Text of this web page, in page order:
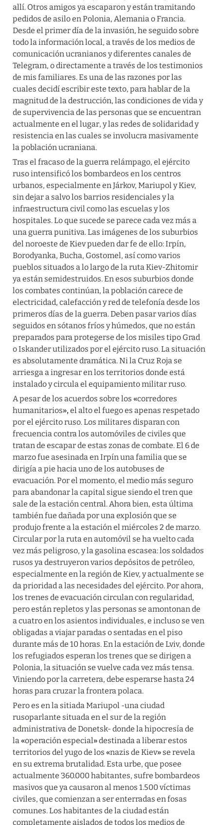
allí. Otros amigos ya escaparon y están tramitando
pedidos de asilo en Polonia, Alemania o Francia.
Desde el primer día de la invasión, he seguido sobre
todo la información local, a través de los medios de
comunicación ucranianos y diferentes canales de
Telegram, o directamente a través de los testimonios
de mis familiares. Es una de las razones por las
cuales decidí escribir este texto, para hablar de la
magnitud de la destrucción, las condiciones de vida y
de supervivencia de las personas que se encuentran
actualmente en el lugar, y las redes de solidaridad y
resistencia en las cuales se involucra masivamente
la población ucraniana.
Tras el fracaso de la guerra relámpago, el ejército
ruso intensificó los bombardeos en los centros
urbanos, especialmente en Járkov, Mariupol y Kiev,
sin dejar a salvo los barrios residenciales y la
infraestructura civil como las escuelas y los
hospitales. Lo que sucede se parece cada vez más a
una guerra punitiva. Las imágenes de los suburbios
del noroeste de Kiev pueden dar fe de ello: Irpín,
Borodyanka, Bucha, Gostomel, así como varios
pueblos situados a lo largo de la ruta Kiev-Zhitomir
ya están semidestruidos. En esos suburbios donde
los combates continúan, la población carece de
electricidad, calefacción y red de telefonía desde los
primeros días de la guerra. Deben pasar varios días
seguidos en sótanos fríos y húmedos, que no están
preparados para protegerse de los misiles tipo Grad
o Iskander utilizados por el ejército ruso. La situación
es absolutamente dramática. Ni la Cruz Roja se
arriesga a ingresar en los territorios donde está
instalado y circula el equipamiento militar ruso.
A pesar de los acuerdos sobre los «corredores
humanitarios», el alto el fuego es apenas respetado
por el ejército ruso. Los militares disparan con
frecuencia contra los automóviles de civiles que
tratan de escapar de estas zonas de combate. El 6 de
marzo fue asesinada en Irpín una familia que se
dirigía a pie hacia uno de los autobuses de
evacuación. Por el momento, el medio más seguro
para abandonar la capital sigue siendo el tren que
sale de la estación central. Ahora bien, esta última
también fue dañada por una explosión que se
produjo frente a la estación el miércoles 2 de marzo.
Circular por la ruta en automóvil se ha vuelto cada
vez más peligroso, y la gasolina escasea: los soldados
rusos ya destruyeron varios depósitos de petróleo,
especialmente en la región de Kiev, y actualmente se
da prioridad a las necesidades del ejército. Por ahora,
los trenes de evacuación circulan con regularidad,
pero están repletos y las personas se amontonan de
a cuatro en los asientos individuales, e incluso se ven
obligadas a viajar paradas o sentadas en el piso
durante más de 10 horas. En la estación de Lviv, donde
los refugiados esperan los trenes que se dirigen a
Polonia, la situación se vuelve cada vez más tensa.
Viniendo por la carretera, debe esperarse hasta 24
horas para cruzar la frontera polaca.
Pero es en la sitiada Mariupol -una ciudad
rusoparlante situada en el sur de la región
administrativa de Donetsk- donde la hipocresía de
la «operación especial» destinada a liberar estos
territorios del yugo de los «nazis de Kiev» se revela
en su extrema brutalidad. Esta urbe, que posee
actualmente 360.000 habitantes, sufre bombardeos
masivos que ya causaron al menos 1.500 víctimas
civiles, que comienzan a ser enterradas en fosas
comunes. Los habitantes de la ciudad están
completamente aislados de todos los medios de